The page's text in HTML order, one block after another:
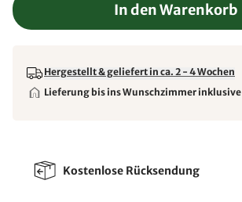
In den Warenkorb
Hergestellt & geliefert in ca. 2 - 4 Wochen
Lieferung bis ins Wunschzimmer inklusive
Kostenlose Rücksendung